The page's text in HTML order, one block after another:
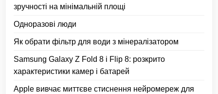
зручності на мінімальній площі
Одноразові люди
Як обрати фільтр для води з мінералізатором
Samsung Galaxy Z Fold 8 і Flip 8: розкрито
характеристики камер і батарей
Apple вивчає миттєве стиснення нейромереж для